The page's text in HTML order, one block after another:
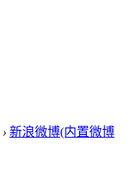
› 新浪微博(内置微博